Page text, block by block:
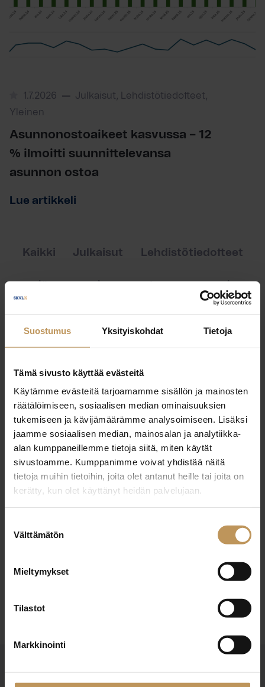
Suostumus Yksityiskohdat Tietoja
Tämä sivusto käyttää evästeitä
Käytämme evästeitä tarjoamamme sisällön ja mainosten
räätälöimiseen, sosiaalisen median ominaisuuksien
tukemiseen ja kävijämäärämme analysoimiseen. Lisäksi
jaamme sosiaalisen median, mainosalan ja analytiikka-
alan kumppaneillemme tietoja siitä, miten käytät
sivustoamme. Kumppanimme voivat yhdistää näitä
tietoja muihin tietoihin, joita olet antanut heille tai joita on
kerätty, kun olet käyttänyt heidän palvelujaan.
valinta
Välttämätön
Mieltymykset
Tilastot
Markkinointi
1.7.2026
Julkaisut, Lehdistötiedotteet,
Yleinen
Asunnonostoaikeet kasvussa – 12
% ilmoitti suunnittelevansa
asunnon ostoa
Lue artikkeli
Kaikki Julkaisut Lehdistötiedotteet
10.1.2025
Lue artikkeli